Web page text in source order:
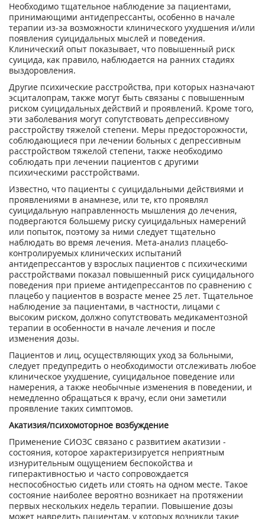
Необходимо тщательное наблюдение за пациентами,
принимающими антидепрессанты, особенно в начале
терапии из-за возможности клинического ухудшения и/или
появления суицидальных мыслей и поведения.
Клинический опыт показывает, что повышенный риск
суицида, как правило, наблюдается на ранних стадиях
выздоровления.
Другие психические расстройства, при которых назначают
эсциталопрам, также могут быть связаны с повышенным
риском суицидальных действий и проявлений. Кроме того,
эти заболевания могут сопутствовать депрессивному
расстройству тяжелой степени. Меры предосторожности,
соблюдающиеся при лечении больных с депрессивным
расстройством тяжелой степени, также необходимо
соблюдать при лечении пациентов с другими
психическими расстройствами.
Известно, что пациенты с суицидальными действиями и
проявлениями в анамнезе, или те, кто проявлял
суицидальную направленность мышления до лечения,
подвергаются большему риску суицидальных намерений
или попыток, поэтому за ними следует тщательно
наблюдать во время лечения. Мета-анализ плацебо-
контролируемых клинических испытаний
антидепрессантов у взрослых пациентов с психическими
расстройствами показал повышенный риск суицидального
поведения при приеме антидепрессантов по сравнению с
плацебо у пациентов в возрасте менее 25 лет. Тщательное
наблюдение за пациентами, в частности, лицами с
высоким риском, должно сопутствовать медикаментозной
терапии в особенности в начале лечения и после
изменения дозы.
Пациентов и лиц, осуществляющих уход за больными,
следует предупредить о необходимости отслеживать любое
клиническое ухудшение, суицидальное поведение или
намерения, а также необычные изменения в поведении, и
немедленно обращаться к врачу, если они заметили
проявление таких симптомов.
Акатизия/психомоторное возбуждение
Применение СИОЗС связано с развитием акатизии -
состояния, которое характеризируется неприятным
изнурительным ощущением беспокойства и
гиперактивностью и часто сопровождается
неспособностью сидеть или стоять на одном месте. Такое
состояние наиболее вероятно возникает на протяжении
первых нескольких недель терапии. Повышение дозы
может навредить пациентам, у которых возникли такие